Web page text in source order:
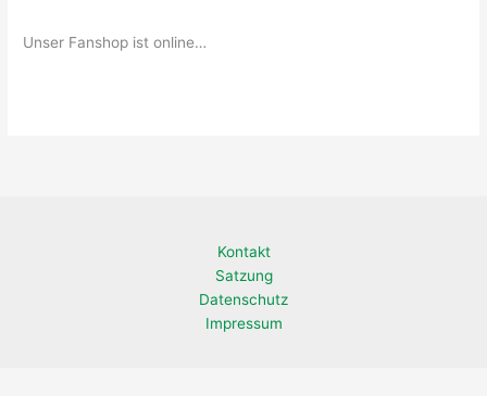
Unser Fanshop ist online…
Kontakt
Satzung
Datenschutz
Impressum